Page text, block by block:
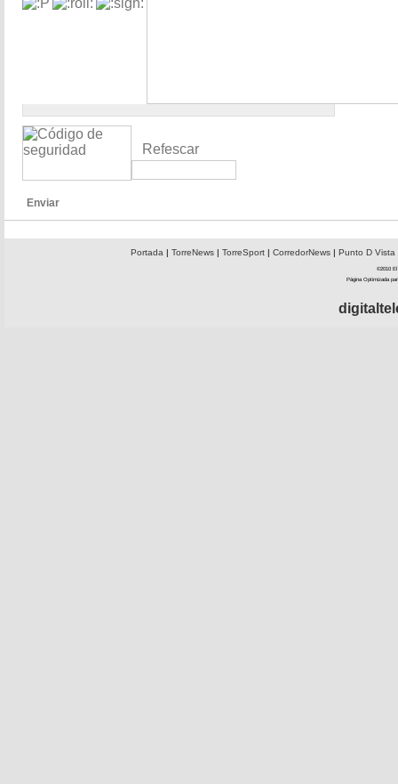
Refescar
Enviar
Portada| TorreNews| TorreSport| CorredorNews| Punto D Vista
©2010 El
Página Optimizada